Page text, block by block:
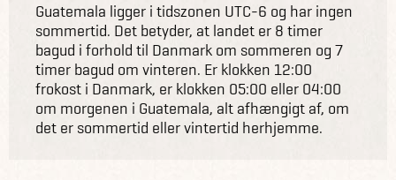
Guatemala ligger i tidszonen UTC-6 og har ingen
sommertid. Det betyder, at landet er 8 timer
bagud i forhold til Danmark om sommeren og 7
timer bagud om vinteren. Er klokken 12:00
frokost i Danmark, er klokken 05:00 eller 04:00
om morgenen i Guatemala, alt afhængigt af, om
det er sommertid eller vintertid herhjemme.